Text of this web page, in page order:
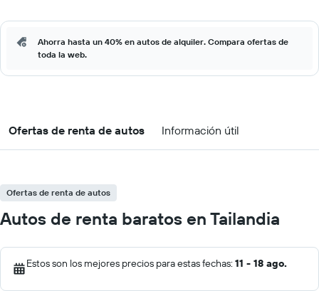
Ahorra hasta un 40% en autos de alquiler. Compara ofertas de
toda la web.
Ofertas de renta de autos Información útil
Ofertas de renta de autos
Autos de renta baratos en Tailandia
Estos son los mejores precios para estas fechas: 11 - 18 ago.